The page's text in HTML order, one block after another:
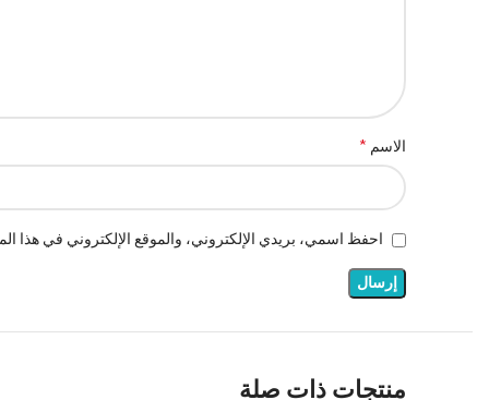
الاسم *
احفظ اسمي، بريدي الإلكتروني، والموقع الإلكتروني في هذا
منتجات ذات صلة